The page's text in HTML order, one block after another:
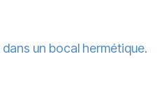
un bocal hermétique.